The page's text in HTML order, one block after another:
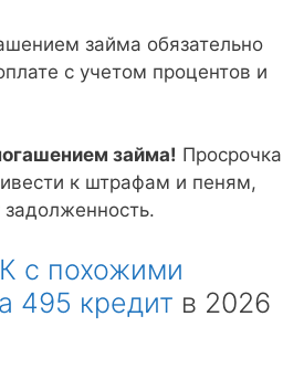
займа обязательно
с учетом процентов и
займа! Просрочка
к штрафам и пеням,
с похожими
495 кредит в 2026